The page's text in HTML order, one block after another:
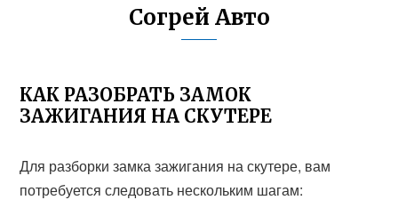
Согрей Авто
КАК РАЗОБРАТЬ ЗАМОК
ЗАЖИГАНИЯ НА СКУТЕРЕ
Для разборки замка зажигания на скутере, вам
потребуется следовать нескольким шагам: